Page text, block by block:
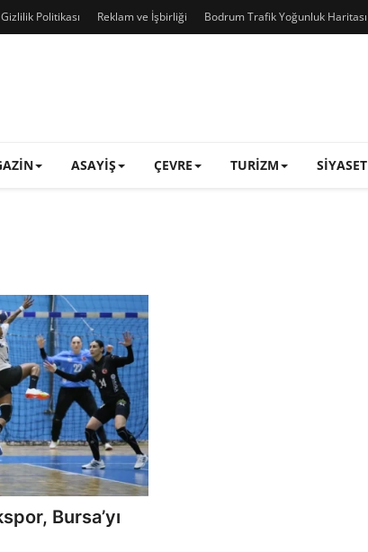
Gizlilik Politikası Reklam ve İşbirliği Bodrum Trafik Yoğunluk Haritası
ASAYIŞ ÇEVRE TURIZM SIYASET
Bursa’yı